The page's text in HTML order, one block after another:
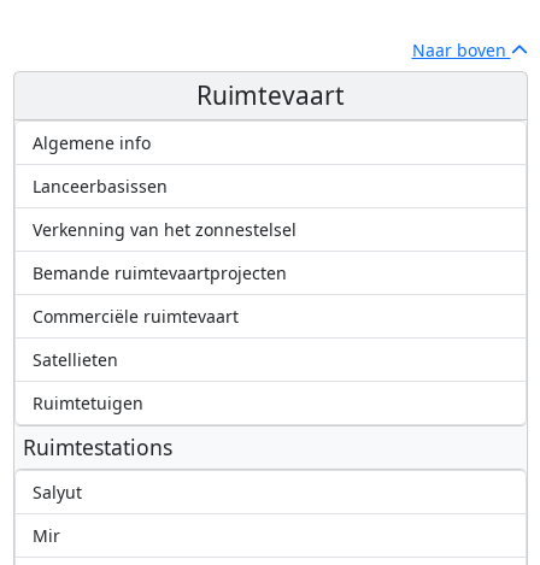
Naar boven
Ruimtevaart
Algemene info
Lanceerbasissen
Verkenning van het zonnestelsel
Bemande ruimtevaartprojecten
Commerciële ruimtevaart
Satellieten
Ruimtetuigen
Ruimtestations
Salyut
Mir